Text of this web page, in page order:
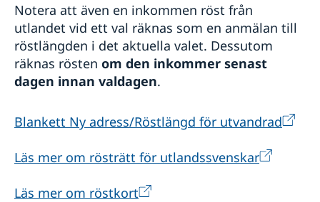
Notera att även en inkommen röst från
utlandet vid ett val räknas som en anmälan till
röstlängden i det aktuella valet. Dessutom
räknas rösten om den inkommer senast
dagen innan valdagen.
Blankett Ny adress/Röstlängd för utvandrad
Läs mer om rösträtt för utlandssvenskar
Läs mer om röstkort